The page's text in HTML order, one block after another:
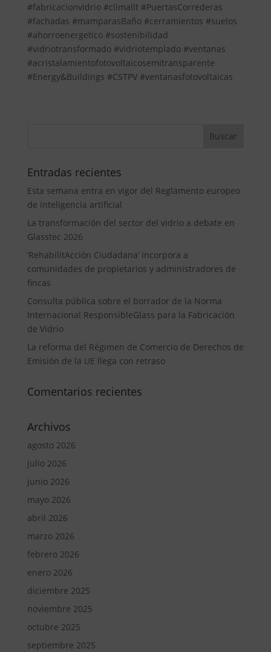
#fabricacionvidrio #climalit #PuertasCorrederas
#fachadas #mamparasBaño #cerramientos #suelos
#ahorroenergetico #sostenibilidad
#vidriotransformado #vidriotemplado #ventanas
#acristalamientofotovoltaicosemitransparente
#Energy&Buildings #CSTPV #ventanasfotovoltaicas
Entradas recientes
Esta semana entra en vigor del Reglamento europeo
de inteligencia artificial
La transformación del sector del vidrio a debate en
Glasstec 2026
‘RehabilitAcción Ciudadana’ incorpora a
comunidades de propietarios y administradores de
fincas
Consulta pública sobre el borrador de la Norma
Internacional ResponsibleGlass para la Fabricación
de Vidrio
La reforma del Régimen de Comercio de Derechos de
Emisión de la UE llega con retraso
Comentarios recientes
Archivos
agosto 2026
julio 2026
junio 2026
mayo 2026
abril 2026
marzo 2026
febrero 2026
enero 2026
diciembre 2025
noviembre 2025
octubre 2025
septiembre 2025